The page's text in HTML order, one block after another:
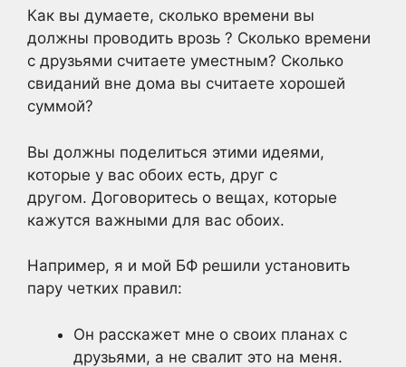
Как вы думаете, сколько времени вы
должны проводить врозь ? Сколько времени
с друзьями считаете уместным? Сколько
свиданий вне дома вы считаете хорошей
суммой?
Вы должны поделиться этими идеями,
которые у вас обоих есть, друг с
другом. Договоритесь о вещах, которые
кажутся важными для вас обоих.
Например, я и мой БФ решили установить
пару четких правил:
Он расскажет мне о своих планах с
друзьями, а не свалит это на меня.